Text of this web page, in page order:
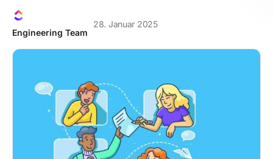
Engineering Team
28. Januar 2025